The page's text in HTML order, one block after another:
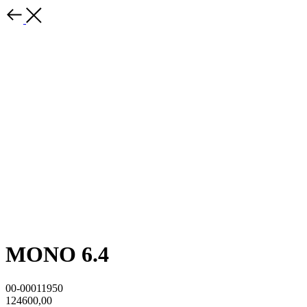
MONO 6.4
00-00011950
124600,00